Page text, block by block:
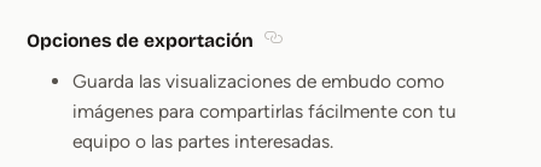
Opciones de exportación
Guarda las visualizaciones de embudo como
imágenes para compartirlas fácilmente con tu
equipo o las partes interesadas.